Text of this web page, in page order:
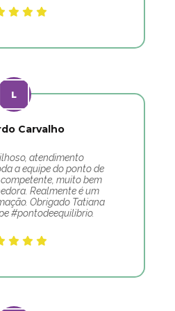
Carvalho
atendimento
a equipe do ponto de
muito bem
Realmente é um
Obrigado Tatiana
#pontodeequilibrio.